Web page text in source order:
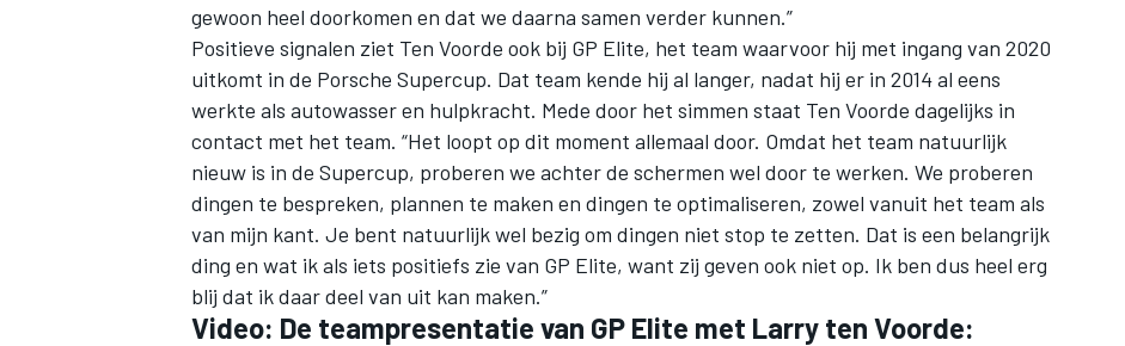
gewoon heel doorkomen en dat we daarna samen verder kunnen.”
Positieve signalen ziet Ten Voorde ook bij GP Elite, het team waarvoor hij met ingang van 2020
uitkomt in de Porsche Supercup. Dat team kende hij al langer, nadat hij er in 2014 al eens
werkte als autowasser en hulpkracht. Mede door het simmen staat Ten Voorde dagelijks in
contact met het team. “Het loopt op dit moment allemaal door. Omdat het team natuurlijk
nieuw is in de Supercup, proberen we achter de schermen wel door te werken. We proberen
dingen te bespreken, plannen te maken en dingen te optimaliseren, zowel vanuit het team als
van mijn kant. Je bent natuurlijk wel bezig om dingen niet stop te zetten. Dat is een belangrijk
ding en wat ik als iets positiefs zie van GP Elite, want zij geven ook niet op. Ik ben dus heel erg
blij dat ik daar deel van uit kan maken.”
Video: De teampresentatie van GP Elite met Larry ten Voorde: